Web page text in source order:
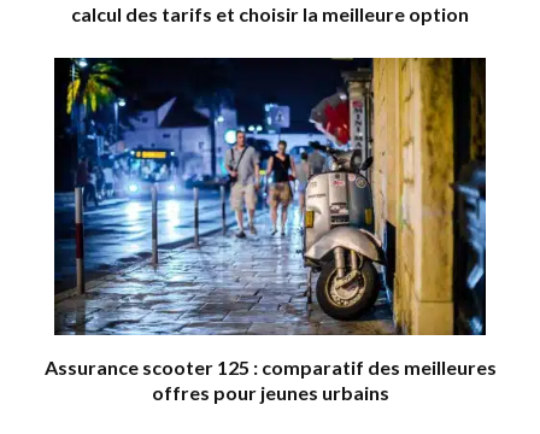
calcul des tarifs et choisir la meilleure option
Assurance scooter 125 : comparatif des meilleures
offres pour jeunes urbains